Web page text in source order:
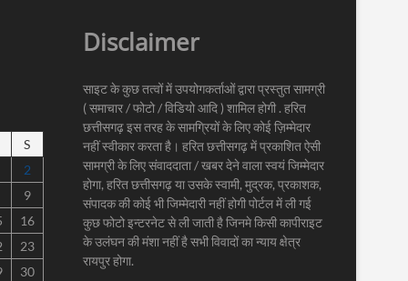
S
2
9
16
23
30
Disclaimer
साइट के कुछ तत्वों में उपयोगकर्ताओं द्वारा प्रस्तुत सामग्री
( समाचार / फोटो / विडियो आदि ) शामिल होगी . हरित
छत्तीसगढ़ इस तरह के सामग्रियों के लिए कोई ज़िम्मेदार
नहीं स्वीकार करता है। हरित छत्तीसगढ़ में प्रकाशित ऐसी
सामग्री के लिए संवाददाता / खबर देने वाला स्वयं जिम्मेदार
होगा, हरित छत्तीसगढ़ या उसके स्वामी, मुद्रक, प्रकाशक,
संपादक की कोई भी जिम्मेदारी नहीं होगी पोर्टल में ली गई
कुछ फोटो इन्टरनेट से ली जाती है जिनमे किसी कापीराइट
के उलंघन की मंशा नहीं है सभी विवादों का न्याय क्षेत्र
रायपुर होगा.